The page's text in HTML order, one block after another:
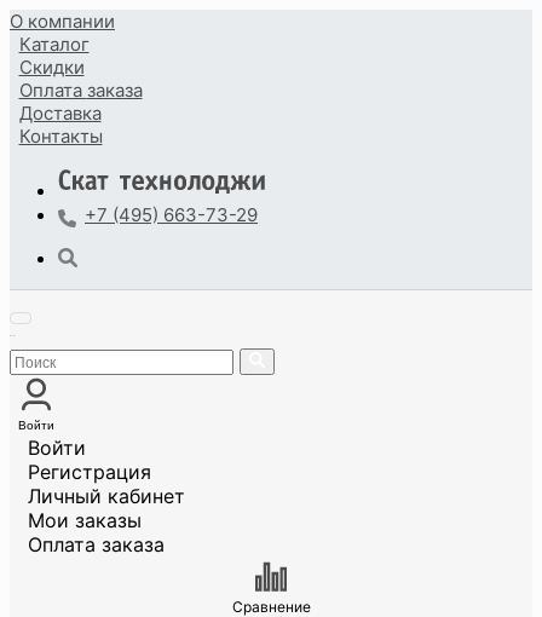
О компании
Каталог
Скидки
Оплата заказа
Доставка
Контакты
+7 (495) 663-73-29
Войти
Войти
Регистрация
Личный кабинет
Мои заказы
Оплата заказа
Сравнение